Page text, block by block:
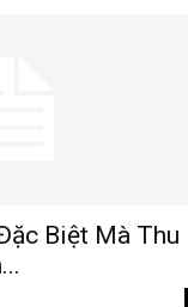
Biệt Mà Thu